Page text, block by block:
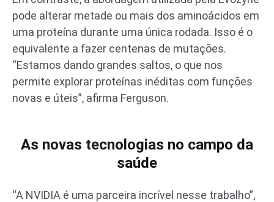
pode alterar metade ou mais dos aminoácidos em
uma proteína durante uma única rodada. Isso é o
equivalente a fazer centenas de mutações.
“Estamos dando grandes saltos, o que nos
permite explorar proteínas inéditas com funções
novas e úteis”, afirma Ferguson.
As novas tecnologias no campo da
saúde
“A NVIDIA é uma parceira incrível nesse trabalho”,